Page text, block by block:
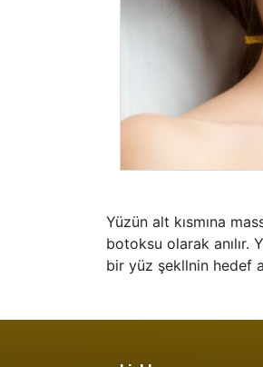
Yüzün alt kısmına
botoksu olarak anılır.
bir yüz şekllnin hedef